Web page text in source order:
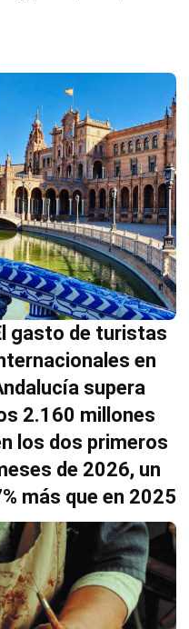
gasto de turistas
en
supera
2.160 millones
los dos primeros
de 2026, un
más que en 2025